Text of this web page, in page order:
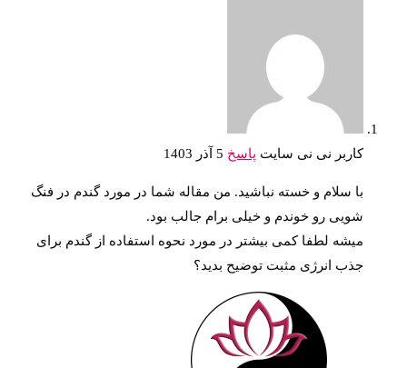
کاربر نی نی سایت پاسخ 5 آذر 1403
با سلام و خسته نباشید. من مقاله شما در مورد گندم در فنگ
شویی رو خوندم و خیلی برام جالب بود.
میشه لطفا کمی بیشتر در مورد نحوه استفاده از گندم برای
جذب انرژی مثبت توضیح بدید؟